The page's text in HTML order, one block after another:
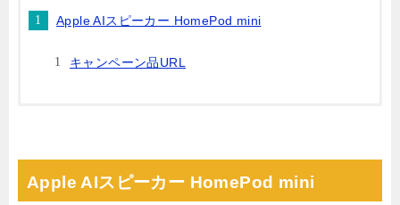
Apple AIスピーカー HomePod mini
キャンペーン品URL
Apple AIスピーカー HomePod mini